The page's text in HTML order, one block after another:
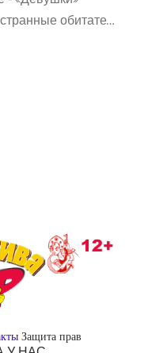
океана (18 фото)
Защита прав